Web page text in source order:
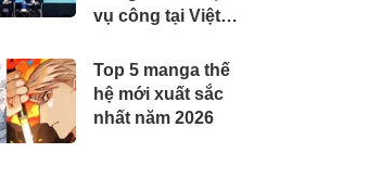
vụ công tại Việt
Top 5 manga thế
hệ mới xuất sắc
nhất năm 2026